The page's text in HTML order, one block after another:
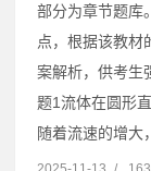
部分为章节题库
点，根据该教材
案解析，供考
题1流体在圆形
随着流速的增